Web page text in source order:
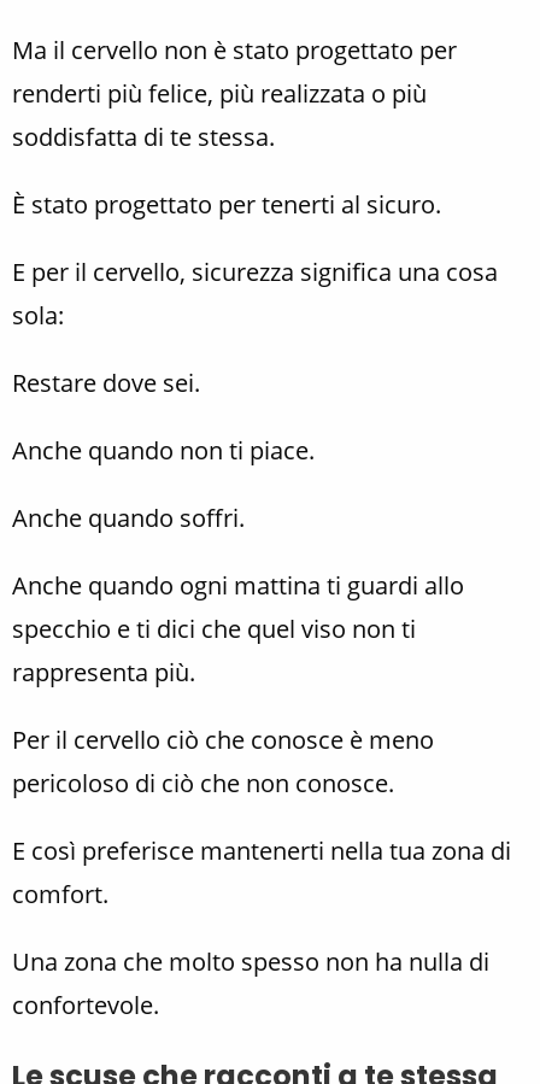
Ma il cervello non è stato progettato per
renderti più felice, più realizzata o più
soddisfatta di te stessa.
È stato progettato per tenerti al sicuro.
E per il cervello, sicurezza significa una cosa
sola:
Restare dove sei.
Anche quando non ti piace.
Anche quando soffri.
Anche quando ogni mattina ti guardi allo
specchio e ti dici che quel viso non ti
rappresenta più.
Per il cervello ciò che conosce è meno
pericoloso di ciò che non conosce.
E così preferisce mantenerti nella tua zona di
comfort.
Una zona che molto spesso non ha nulla di
confortevole.